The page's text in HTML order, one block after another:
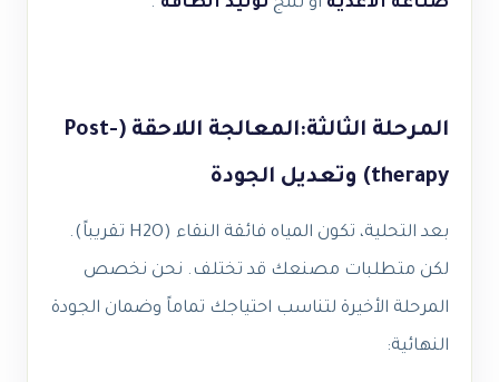
المرحلة الثالثة:المعالجة اللاحقة (Post-
therapy) وتعديل الجودة
بعد التحلية، تكون المياه فائقة النقاء (H2O تقريباً).
لكن متطلبات مصنعك قد تختلف. نحن نخصص
المرحلة الأخيرة لتناسب احتياجك تماماً وضمان الجودة
النهائية: